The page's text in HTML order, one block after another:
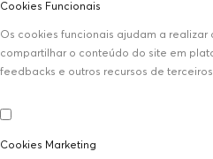
Cookies Funcionais
Os cookies funcionais ajudam a
compartilhar o conteúdo do site em
feedbacks e outros recursos de
Cookies Marketing